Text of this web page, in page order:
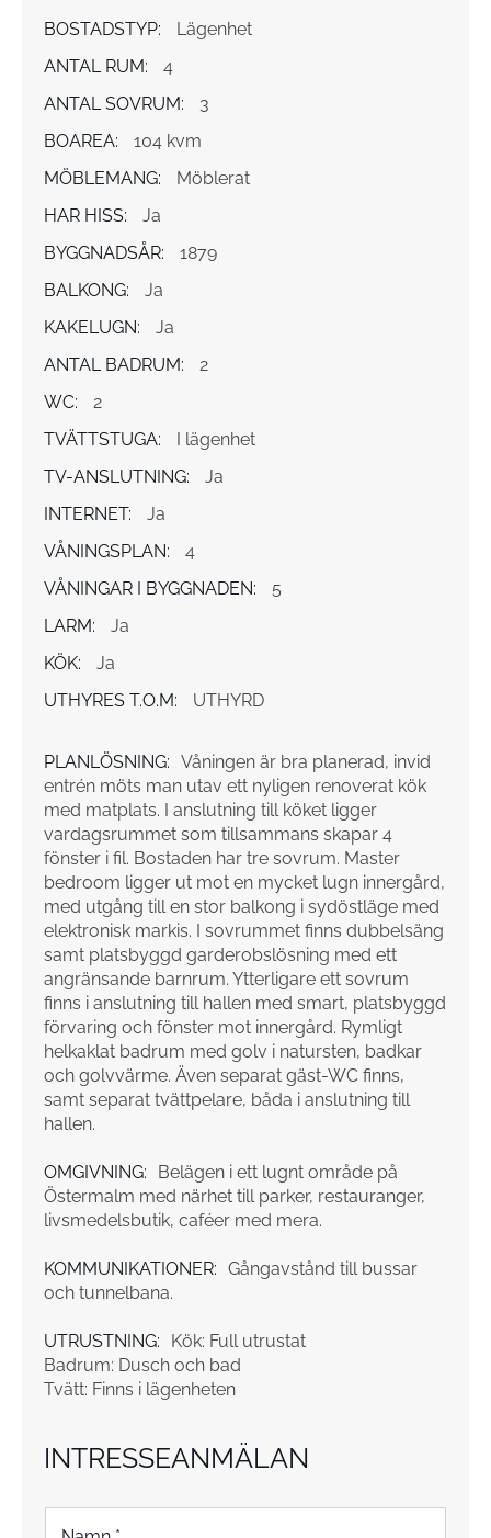
BOSTADSTYP:
Lägenhet
ANTAL RUM:
4
ANTAL SOVRUM:
3
BOAREA:
104 kvm
MÖBLEMANG:
Möblerat
HAR HISS:
Ja
BYGGNADSÅR:
1879
BALKONG:
Ja
KAKELUGN:
Ja
ANTAL BADRUM:
2
WC:
2
TVÄTTSTUGA:
I lägenhet
TV-ANSLUTNING:
Ja
INTERNET:
Ja
VÅNINGSPLAN:
4
VÅNINGAR I BYGGNADEN:
5
LARM:
Ja
KÖK:
Ja
UTHYRES T.O.M:
UTHYRD
PLANLÖSNING: Våningen är bra planerad, invid
entrén möts man utav ett nyligen renoverat kök
med matplats. I anslutning till köket ligger
vardagsrummet som tillsammans skapar 4
fönster i fil. Bostaden har tre sovrum. Master
bedroom ligger ut mot en mycket lugn innergård,
med utgång till en stor balkong i sydöstläge med
elektronisk markis. I sovrummet finns dubbelsäng
samt platsbyggd garderobslösning med ett
angränsande barnrum. Ytterligare ett sovrum
finns i anslutning till hallen med smart, platsbyggd
förvaring och fönster mot innergård. Rymligt
helkaklat badrum med golv i natursten, badkar
och golvvärme. Även separat gäst-WC finns,
samt separat tvättpelare, båda i anslutning till
hallen.
OMGIVNING:
Belägen i ett lugnt område på
Östermalm med närhet till parker, restauranger,
livsmedelsbutik, caféer med mera.
KOMMUNIKATIONER: Gångavstånd till bussar
och tunnelbana.
UTRUSTNING:
Kök: Full utrustat
Badrum: Dusch och bad
Tvätt: Finns i lägenheten
INTRESSEANMÄLAN